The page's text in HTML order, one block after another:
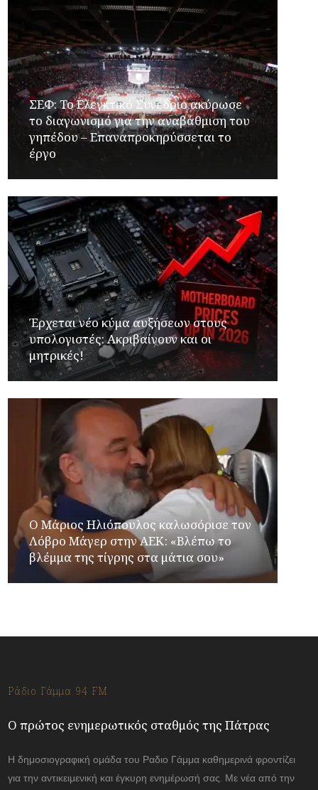
ΣΕΦ: Το Ελεγκτικό Συνέδριο ακύρωσε
το διαγωνισμό για την αναβάθμιση του
γηπέδου – Επαναπροκηρύσσεται το
έργο
Έρχεται νέο κύμα αυξήσεων στους
υπολογιστές: Ακριβαίνουν και οι
μητρικές!
Ο Μάριος Ηλιόπουλος καλωσόρισε τον
Λόβρο Μάγερ στην ΑΕΚ: «Βλέπω το
βλέμμα της τίγρης στα μάτια σου»
Ράδιο Γάμμα 94 FM
Ο πρώτος ενημερωτικός σταθμός της Πάτρας
Η δημοσιογραφική ομάδα του Ραδιο Γάμμα καθημερινά φροντίζει
για την αντικειμενική και έγκυρη ενημέρωσή σας. Με νέα από την